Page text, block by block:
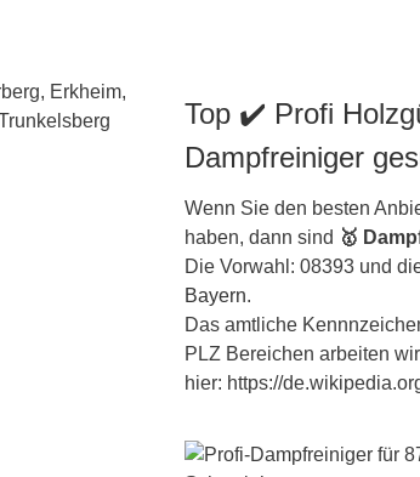
Top ✔️ Profi
Dampfreiniger
Wenn Sie den besten
haben, dann sind 🥇
Die Vorwahl: 08393 und
Bayern.
Das amtliche
PLZ Bereichen arbeiten
hier: https://